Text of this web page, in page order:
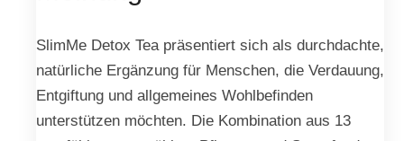
SlimMe Detox Tea präsentiert sich als durchdachte,
natürliche Ergänzung für Menschen, die Verdauung,
Entgiftung und allgemeines Wohlbefinden
unterstützen möchten. Die Kombination aus 13